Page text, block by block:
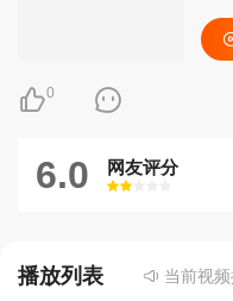
0
6.0 网友评分
很差
较差还行推荐力荐
播放列表 当前视频